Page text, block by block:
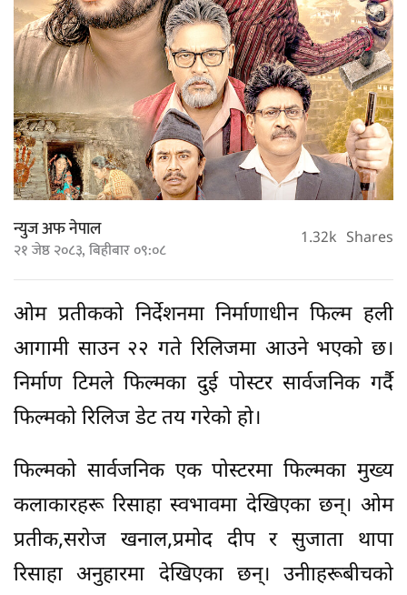
न्युज अफ नेपाल
२१ जेष्ठ २०८३, बिहीबार ०९:०८ 1.32k Shares
ओम प्रतीकको निर्देशनमा निर्माणाधीन फिल्म हली
आगामी साउन २२ गते रिलिजमा आउने भएको छ।
निर्माण टिमले फिल्मका दुई पोस्टर सार्वजनिक गर्दै
फिल्मको रिलिज डेट तय गरेको हो।
फिल्मको सार्वजनिक एक पोस्टरमा फिल्मका मुख्य
कलाकारहरू रिसाहा स्वभावमा देखिएका छन्। ओम
प्रतीक,सरोज खनाल,प्रमोद दीप र सुजाता थापा
रिसाहा अनुहारमा देखिएका छन्। उनीाहरूबीचको